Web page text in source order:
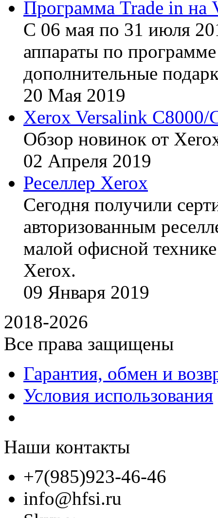
Программа Trade in на
С 06 мая по 31 июля
аппараты по
дополнительные
20 Мая 2019
Xerox Versalink C8000/
Обзор новинок от
02 Апреля 2019
Реселлер Xerox
Сегодня получили
авторизованным
малой офисной
Xerox.
09 Января 2019
2018-2026
Все права защищены
Гарантия, обмен и
Условия использования
Наши контакты
+7(985)923-46-46
info@hfsi.ru